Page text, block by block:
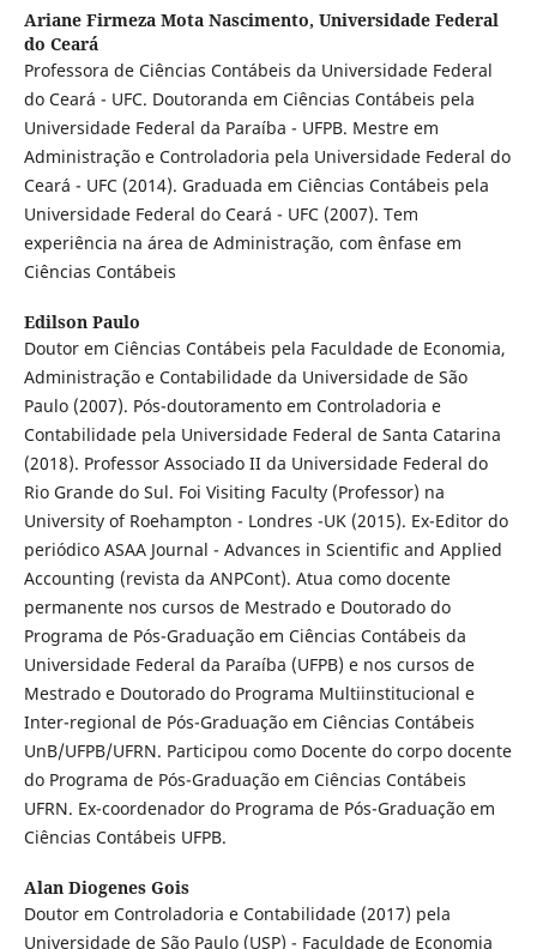
Ariane Firmeza Mota Nascimento, Universidade Federal
do Ceará
Professora de Ciências Contábeis da Universidade Federal
do Ceará - UFC. Doutoranda em Ciências Contábeis pela
Universidade Federal da Paraíba - UFPB. Mestre em
Administração e Controladoria pela Universidade Federal do
Ceará - UFC (2014). Graduada em Ciências Contábeis pela
Universidade Federal do Ceará - UFC (2007). Tem
experiência na área de Administração, com ênfase em
Ciências Contábeis
Edilson Paulo
Doutor em Ciências Contábeis pela Faculdade de Economia,
Administração e Contabilidade da Universidade de São
Paulo (2007). Pós-doutoramento em Controladoria e
Contabilidade pela Universidade Federal de Santa Catarina
(2018). Professor Associado II da Universidade Federal do
Rio Grande do Sul. Foi Visiting Faculty (Professor) na
University of Roehampton - Londres -UK (2015). Ex-Editor do
periódico ASAA Journal - Advances in Scientific and Applied
Accounting (revista da ANPCont). Atua como docente
permanente nos cursos de Mestrado e Doutorado do
Programa de Pós-Graduação em Ciências Contábeis da
Universidade Federal da Paraíba (UFPB) e nos cursos de
Mestrado e Doutorado do Programa Multiinstitucional e
Inter-regional de Pós-Graduação em Ciências Contábeis
UnB/UFPB/UFRN. Participou como Docente do corpo docente
do Programa de Pós-Graduação em Ciências Contábeis
UFRN. Ex-coordenador do Programa de Pós-Graduação em
Ciências Contábeis UFPB.
Alan Diogenes Gois
Doutor em Controladoria e Contabilidade (2017) pela
Universidade de São Paulo (USP) - Faculdade de Economia